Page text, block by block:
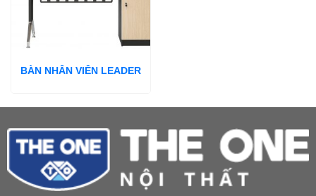
BÀN NHÂN VIÊN LEADER